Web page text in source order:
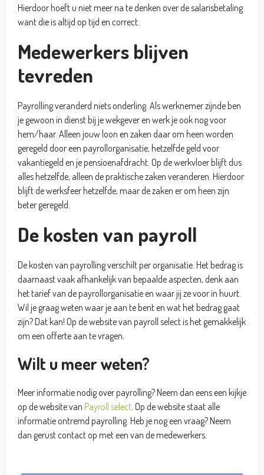
Hierdoor hoeft u niet meer na te denken over de salarisbetaling
want die is altijd op tijd en correct.
Medewerkers blijven
tevreden
Payrolling veranderd niets onderling. Als werknemer zijnde ben
je gewoon in dienst bij je wekgever en werk je ook nog voor
hem/haar. Alleen jouw loon en zaken daar om heen worden
geregeld door een payrollorganisatie, hetzelfde geld voor
vakantiegeld en je pensioenafdracht. Op de werkvloer blijft dus
alles hetzelfde, alleen de praktische zaken veranderen. Hierdoor
blijft de werksfeer hetzelfde, maar de zaken er om heen zijn
beter geregeld.
De kosten van payroll
De kosten van payrolling verschilt per organisatie. Het bedrag is
daarnaast vaak afhankelijk van bepaalde aspecten, denk aan
het tarief van de payrollorganisatie en waar jij ze voor in huurt.
Wil je graag weten waar je aan te bent en wat het bedrag gaat
zijn? Dat kan! Op de website van payroll select is het gemakkelijk
om een offerte aan te vragen.
Wilt u meer weten?
Meer informatie nodig over payrolling? Neem dan eens een kijkje
op de website van Payroll select . Op de website staat alle
informatie ontremd payrolling. Heb je nog een vraag? Neem
dan gerust contact op met een van de medewerkers.